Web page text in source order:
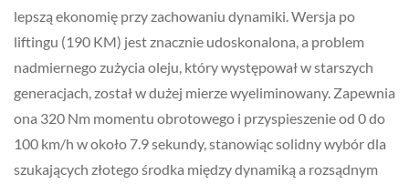
lepszą ekonomię przy zachowaniu dynamiki. Wersja po
liftingu (190 KM) jest znacznie udoskonalona, a problem
nadmiernego zużycia oleju, który występował w starszych
generacjach, został w dużej mierze wyeliminowany. Zapewnia
ona 320 Nm momentu obrotowego i przyspieszenie od 0 do
100 km/h w około 7.9 sekundy, stanowiąc solidny wybór dla
szukających złotego środka między dynamiką a rozsądnym